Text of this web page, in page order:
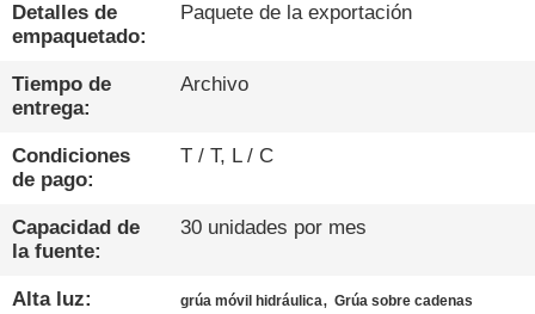
CONTROL
DE
CALIDAD
ÉNTRENOS
EN
CONTACTO
CON
Detalles de
empaquetado:
Paquete de la exportación
Tiempo de
entrega:
Archivo
Condiciones
de pago:
T / T, L / C
Capacidad de
la fuente:
30 unidades por mes
Alta luz: grúa móvil hidráulica,Grúa sobre cadenas